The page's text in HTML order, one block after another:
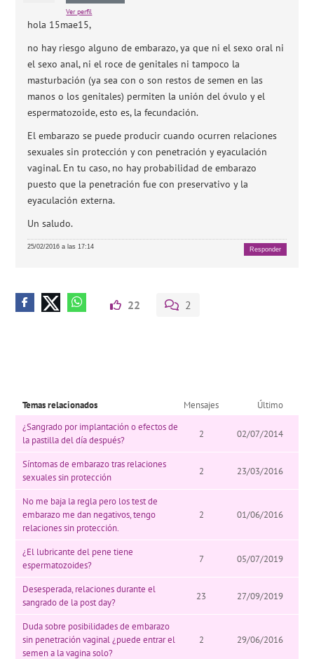
Ver perfil
hola 15mae15,
no hay riesgo alguno de embarazo, ya que ni el sexo oral ni
el sexo anal, ni el roce de genitales ni tampoco la
masturbación (ya sea con o son restos de semen en las
manos o los genitales) permiten la unión del óvulo y el
espermatozoide, esto es, la fecundación.
El embarazo se puede producir cuando ocurren relaciones
sexuales sin protección y con penetración y eyaculación
vaginal. En tu caso, no hay probabilidad de embarazo
puesto que la penetración fue con preservativo y la
eyaculación externa.
Un saludo.
25/02/2016 a las 17:14 Responder
22 2
Temas relacionados Mensajes
Último
¿Sangrado por implantación o efectos de
la pastilla del día después?
2 02/07/2014
Síntomas de embarazo tras relaciones
sexuales sin protección
2 23/03/2016
No me baja la regla pero los test de
embarazo me dan negativos, tengo
relaciones sin protección.
2 01/06/2016
¿El lubricante del pene tiene
espermatozoides?
7 05/07/2019
Desesperada, relaciones durante el
sangrado de la post day?
23 27/09/2019
Duda sobre posibilidades de embarazo
sin penetración vaginal ¿puede entrar el
semen a la vagina solo?
2 29/06/2016